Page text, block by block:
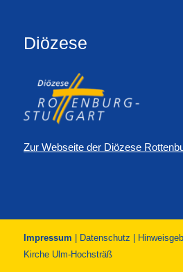
Diözese
Zur Webseite der Diözese
Impressum Datenschutz
Kirche Ulm-Hochsträß